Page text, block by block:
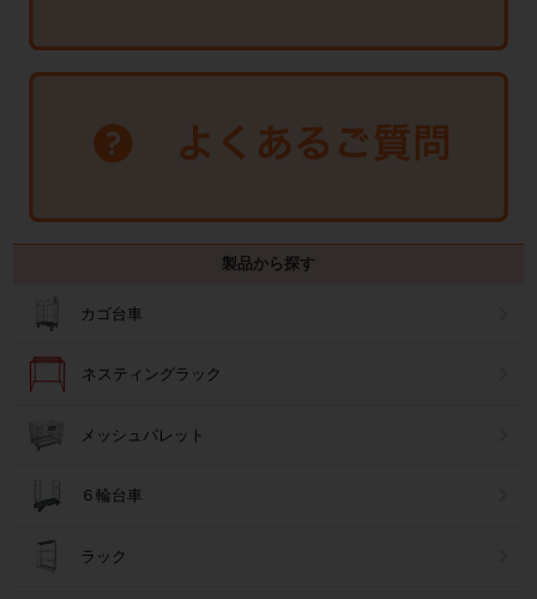
製品から探す
カゴ台車
ネスティングラック
メッシュパレット
６輪台車
ラック